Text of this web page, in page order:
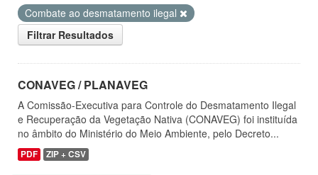
Combate ao desmatamento ilegal
Filtrar Resultados
CONAVEG / PLANAVEG
A Comissão-Executiva para Controle do Desmatamento Ilegal
e Recuperação da Vegetação Nativa (CONAVEG) foi instituída
no âmbito do Ministério do Meio Ambiente, pelo Decreto...
PDF ZIP + CSV